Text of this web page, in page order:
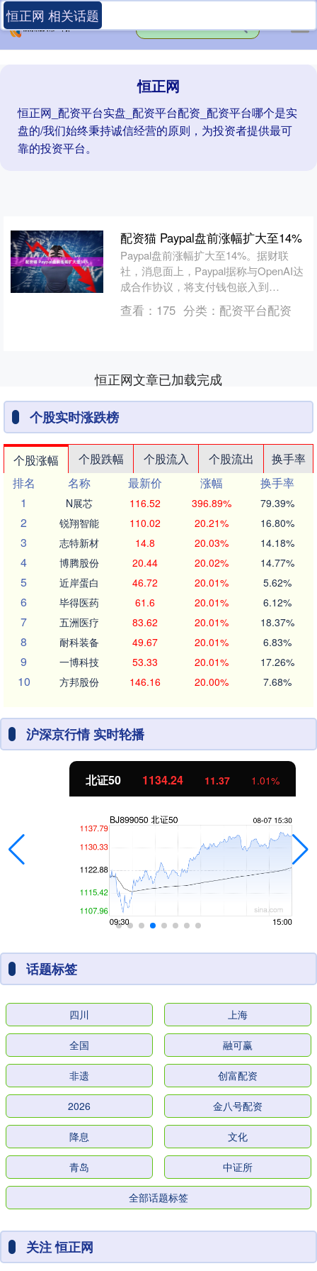
恒正网
恒正网_配资平台实盘_配资平台配资_配资平台哪个是实
盘的/我们始终秉持诚信经营的原则，为投资者提供最可
靠的投资平台。
恒正网 相关话题
配资猫 Paypal盘前涨幅扩大至14%
Paypal盘前涨幅扩大至14%。据财联
社，消息面上，Paypal据称与OpenAI达
成合作协议，将支付钱包嵌入到
ChatGPT中。 文章来源：东方财富
Choi....
查看： 175 分类： 配资平台配资
恒正网文章已加载完成
个股实时涨跌榜
个股涨幅 个股跌幅 个股流入 个股流出
换手率
排名
名称 最新价 涨幅
换手率
1
N展芯 116.52 396.89% 79.39%
2 锐翔智能 110.02 20.21% 16.80%
3 志特新材 14.8 20.03% 14.18%
4 博腾股份 20.44 20.02% 14.77%
5 近岸蛋白 46.72 20.01% 5.62%
6 毕得医药 61.6 20.01% 6.12%
7 五洲医疗 83.62 20.01% 18.37%
8 耐科装备 49.67 20.01% 6.83%
9 一博科技 53.33 20.01% 17.26%
10 方邦股份 146.16 20.00% 7.68%
沪深京行情 实时轮播
北证50 1134.24 11.37 1.01%
话题标签
四川 上海
全国 融可赢
非遗 创富配资
2026 金八号配资
降息 文化
青岛 中证所
全部话题标签
关注 恒正网